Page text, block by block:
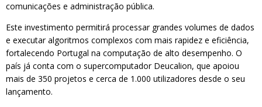
comunicações e administração pública.
Este investimento permitirá processar grandes volumes de dados
e executar algoritmos complexos com mais rapidez e eficiência,
fortalecendo Portugal na computação de alto desempenho. O
país já conta com o supercomputador Deucalion, que apoiou
mais de 350 projetos e cerca de 1.000 utilizadores desde o seu
lançamento.